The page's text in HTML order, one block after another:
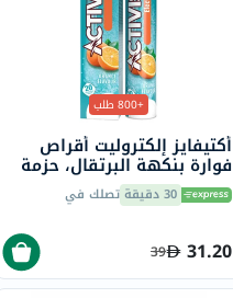
+800 طلب
أكتيفايز إلكتروليت أقراص
فوارة بنكهة البرتقال، حزمة
من 20 30 دقيقة تصلك في
31.20
39